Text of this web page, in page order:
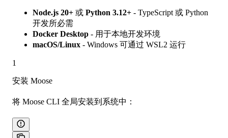
Node.js 20+ 或 Python 3.12+ - TypeScript 或 Python
开发所必需
Docker Desktop - 用于本地开发环境
macOS/Linux - Windows 可通过 WSL2 运行
1
安装 Moose
将 Moose CLI 全局安装到系统中：